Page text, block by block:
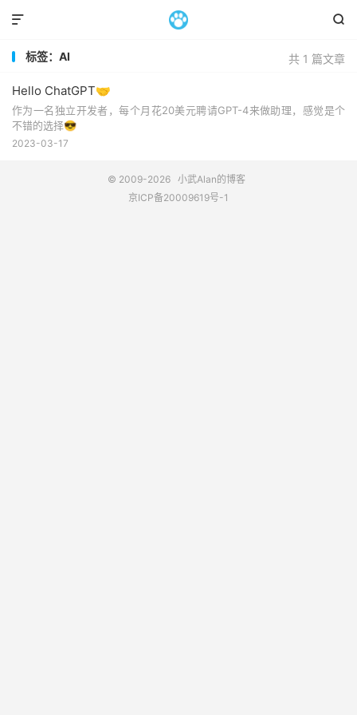


共 1 篇文章
标签：AI
Hello ChatGPT🤝
作为一名独立开发者，每个月花20美元聘请GPT-4来做助理，感觉是个
不错的选择😎
2023-03-17
© 2009-2026 小武Alan的博客
京ICP备20009619号-1